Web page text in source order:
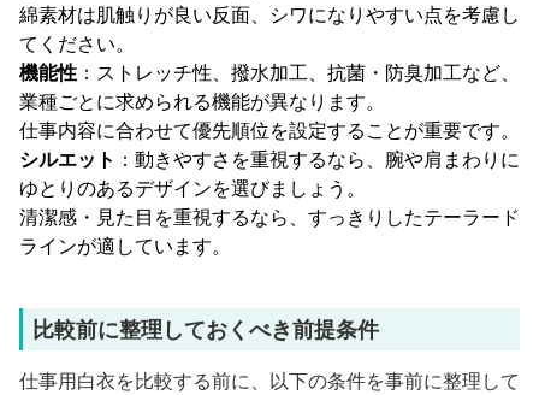
綿素材は肌触りが良い反面、シワになりやすい点を考慮し
てください。
機能性 ：ストレッチ性、撥水加工、抗菌・防臭加工など、
業種ごとに求められる機能が異なります。
仕事内容に合わせて優先順位を設定することが重要です。
シルエット ：動きやすさを重視するなら、腕や肩まわりに
ゆとりのあるデザインを選びましょう。
清潔感・見た目を重視するなら、すっきりしたテーラード
ラインが適しています。
比較前に整理しておくべき前提条件
仕事用白衣を比較する前に、以下の条件を事前に整理して